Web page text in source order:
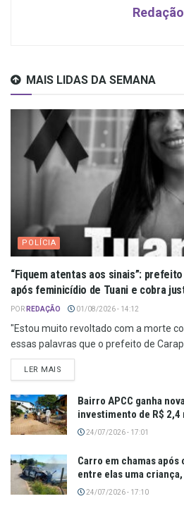
Redação
MAIS LIDAS DA SEMANA
POLÍCIA
“Fiquem atentas aos sinais”:
após feminicídio de Tuani e cobra
POR REDAÇÃO 01/08/2026 - 14:12
"Estou muito revoltado com a morte
essas palavras que o prefeito de
LER MAIS
Bairro APCC ganha
investimento de R$ 2,4
24/07/2026 - 17:01
Carro em chamas após
entre elas uma
24/07/2026 - 17:10